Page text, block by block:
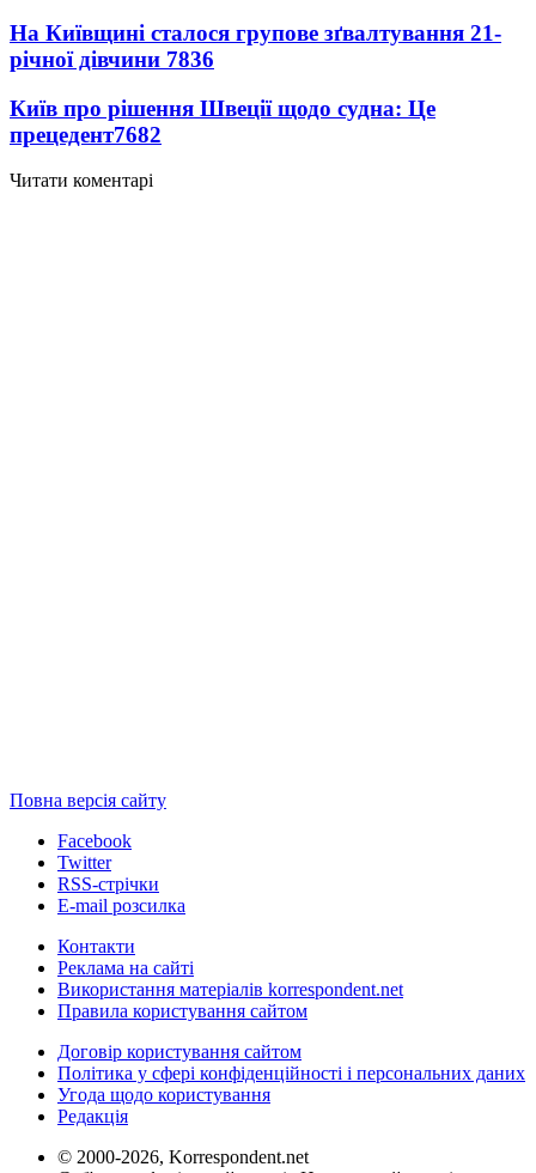
На Київщині сталося групове зґвалтування 21-
річної дівчини 7836
Київ про рішення Швеції щодо судна: Це
прецедент7682
Читати коментарі
Повна версія сайту
Facebook
Twitter
RSS-стрічки
E-mail розсилка
Контакти
Реклама на сайті
Використання матеріалів korrespondent.net
Правила користування сайтом
Договір користування сайтом
Політика у сфері конфіденційності і персональних даних
Угода щодо користування
Редакція
© 2000-2026, Korrespondent.net